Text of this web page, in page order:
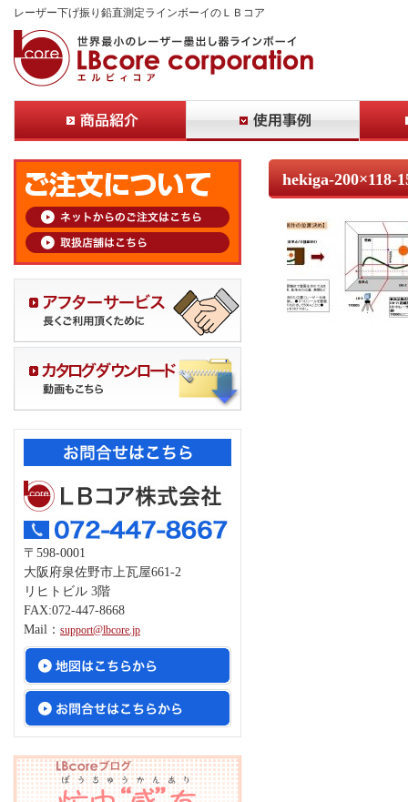
レーザー下げ振り鉛直測定ラインボーイのＬＢコア
hekiga-200×118-
〒598-0001
大阪府泉佐野市上瓦屋661-2
リヒトビル 3階
FAX:072-447-8668
Mail： support@lbcore.jp